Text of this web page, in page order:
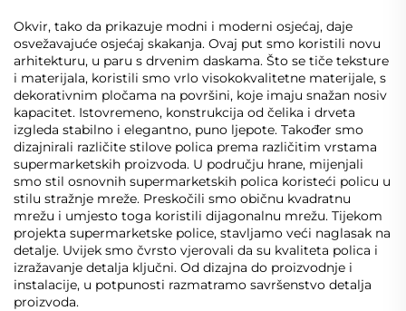
Okvir, tako da prikazuje modni i moderni osjećaj, daje
osvežavajuće osjećaj skakanja. Ovaj put smo koristili novu
arhitekturu, u paru s drvenim daskama. Što se tiče teksture
i materijala, koristili smo vrlo visokokvalitetne materijale, s
dekorativnim pločama na površini, koje imaju snažan nosiv
kapacitet. Istovremeno, konstrukcija od čelika i drveta
izgleda stabilno i elegantno, puno ljepote. Također smo
dizajnirali različite stilove polica prema različitim vrstama
supermarketskih proizvoda. U području hrane, mijenjali
smo stil osnovnih supermarketskih polica koristeći policu u
stilu stražnje mreže. Preskočili smo običnu kvadratnu
mrežu i umjesto toga koristili dijagonalnu mrežu. Tijekom
projekta supermarketske police, stavljamo veći naglasak na
detalje. Uvijek smo čvrsto vjerovali da su kvaliteta polica i
izražavanje detalja ključni. Od dizajna do proizvodnje i
instalacije, u potpunosti razmatramo savršenstvo detalja
proizvoda.